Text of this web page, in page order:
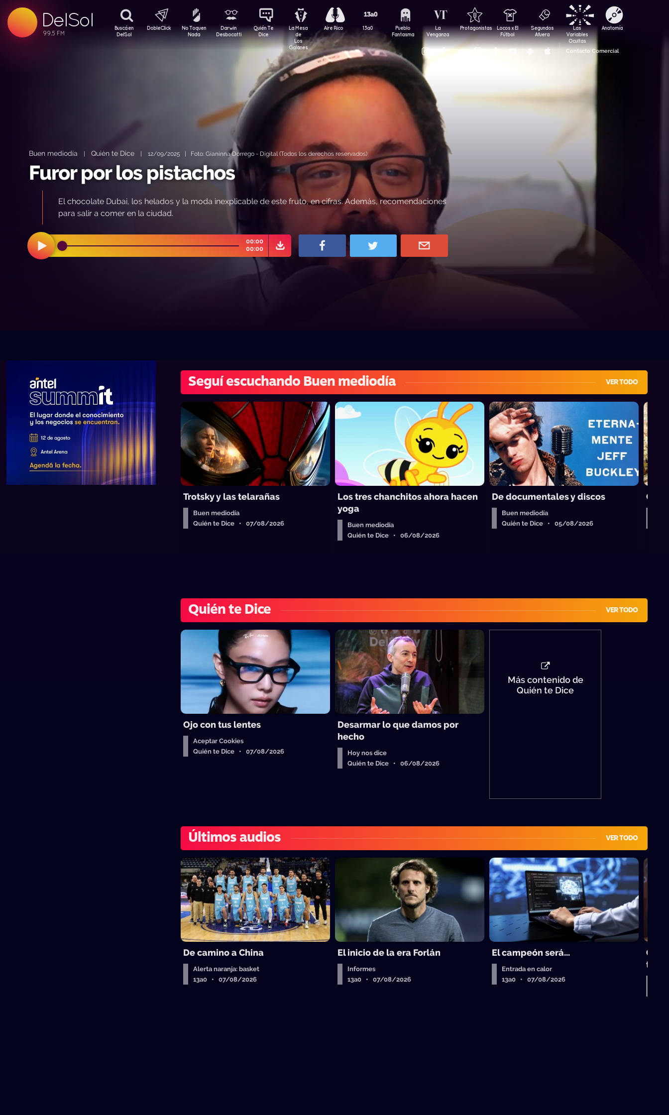
DelSol
99.5 FM
99.5 FM
99.5 FM
Buscá en
DelSol
DobleClick
No Toquen
Nada
Darwin
Desbocatti
Quién Te
Dice
La Mesa
de
Los
Galanes
Aire Rico 13a0
Pueblo
Fantasma
La
Venganza
Protagonistas
Locos x El
Fútbol
Segundos
Afuera
Las
Variables
Ocultas
Anatomía
Contacto Comercial
Buen mediodía | Quién te Dice | 12/09/2025 | Foto: Gianinna Dorrego - Digital (Todos los derechos reservados)
Furor por los pistachos
El chocolate Dubai, los helados y la moda inexplicable de este fruto, en cifras. Además, recomendaciones
para salir a comer en la ciudad.
00:00
00:00
Seguí escuchando Buen mediodía VER TODO
Trotsky y las telarañas
Buen mediodía
Quién te Dice • 07/08/2026
Los tres chanchitos ahora hacen
yoga
Buen mediodía
Quién te Dice • 06/08/2026
De documentales y discos
Buen mediodía
Quién te Dice • 05/08/2026
Quién te Dice VER TODO
Ojo con tus lentes
Aceptar Cookies
Quién te Dice • 07/08/2026
Desarmar lo que damos por
hecho
Hoy nos dice
Quién te Dice • 06/08/2026
Más contenido de
Quién te Dice
Últimos audios VER TODO
De camino a China
Alerta naranja: basket
13a0 • 07/08/2026
El inicio de la era Forlán
Informes
13a0 • 07/08/2026
El campeón será...
Entrada en calor
13a0 • 07/08/2026